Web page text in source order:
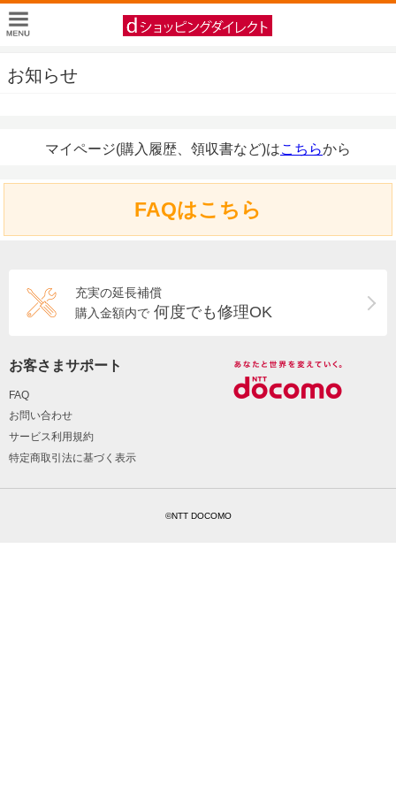
お知らせ
マイページ(購入履歴、領収書など)はこちらから
FAQはこちら
充実の延長補償
購入金額内で 何度でも修理OK
お客さまサポート
FAQ
お問い合わせ
サービス利用規約
特定商取引法に基づく表示
©NTT DOCOMO